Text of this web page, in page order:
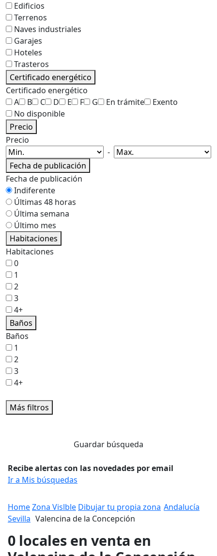
Edificios
Terrenos
Naves industriales
Garajes
Hoteles
Trasteros
Certificado energético
Certificado energético
A
B C D E F G En trámite
Exento
No disponible
Precio
Precio
-
Fecha de publicación
Fecha de publicación
Indiferente
Últimas 48 horas
Última semana
Último mes
Habitaciones
Habitaciones
0
1
2
3
4+
Baños
Baños
1
2
3
4+
Más filtros
Guardar búsqueda
Recibe alertas con las novedades por email
Ir a Mis búsquedas
HomeZona Vislble Dibujar tu propia zona Andalucía
Sevilla Valencina de la Concepción
0 locales en venta en